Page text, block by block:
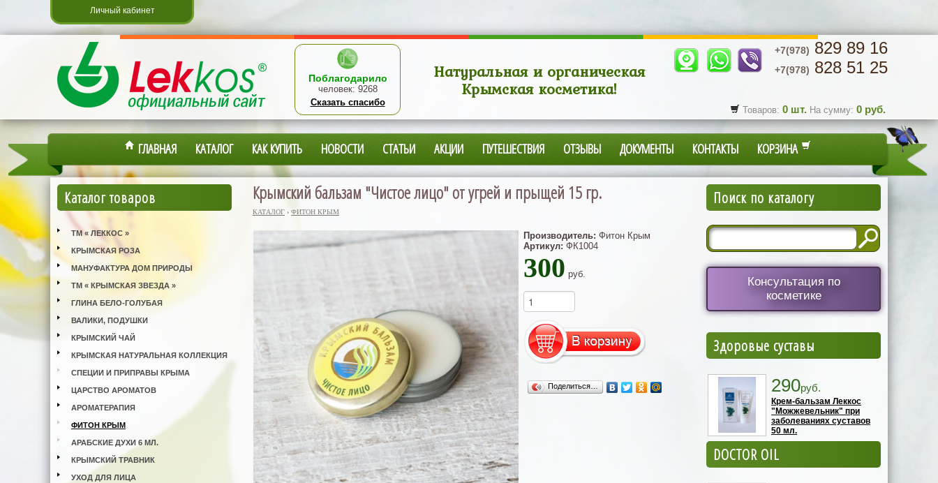
Личный кабинет
Поблагодарило
человек: 9268
Сказать спасибо
Натуральная и органическая
Крымская косметика!
+7(978) 829 89 16
+7(978) 828 51 25
Товаров: 0 шт. На сумму: 0 руб.
ГЛАВНАЯ КАТАЛОГ КАК КУПИТЬ НОВОСТИ СТАТЬИ АКЦИИ ПУТЕШЕСТВИЯ ОТЗЫВЫ ДОКУМЕНТЫ КОНТАКТЫ КОРЗИНА
Каталог товаров
ТМ « ЛЕККОС »
КРЫМСКАЯ РОЗА
МАНУФАКТУРА ДОМ ПРИРОДЫ
ТМ « КРЫМСКАЯ ЗВЕЗДА »
ГЛИНА БЕЛО-ГОЛУБАЯ
ВАЛИКИ, ПОДУШКИ
КРЫМСКИЙ ЧАЙ
КРЫМСКАЯ НАТУРАЛЬНАЯ КОЛЛЕКЦИЯ
СПЕЦИИ И ПРИПРАВЫ КРЫМА
ЦАРСТВО АРОМАТОВ
АРОМАТЕРАПИЯ
ФИТОН КРЫМ
АРАБСКИЕ ДУХИ 6 МЛ.
КРЫМСКИЙ ТРАВНИК
УХОД ДЛЯ ЛИЦА
Крымский бальзам "Чистое лицо" от угрей и прыщей 15 гр.
КАТАЛОГ › ФИТОН КРЫМ
Производитель: Фитон Крым
Артикул: ФК1004
300 руб.
Поделиться…
Поиск по каталогу
Консультация по
косметике
Здоровые суставы
290руб.
Крем-бальзам Леккос
"Можжевельник" при
заболеваниях суставов
50 мл.
DOCTOR OIL